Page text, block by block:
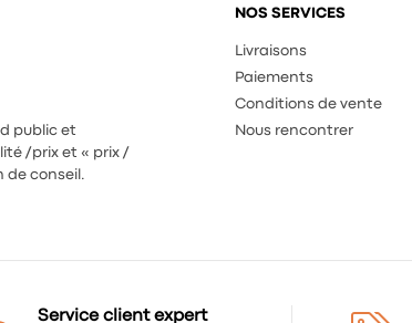
public et
/prix et « prix /
de conseil.
NOS SERVICES
Livraisons
Paiements
Conditions de vente
Nous rencontrer
Service client expert